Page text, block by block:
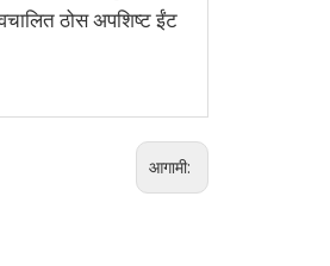
ठोस अपशिष्ट ईंट
आगामी: